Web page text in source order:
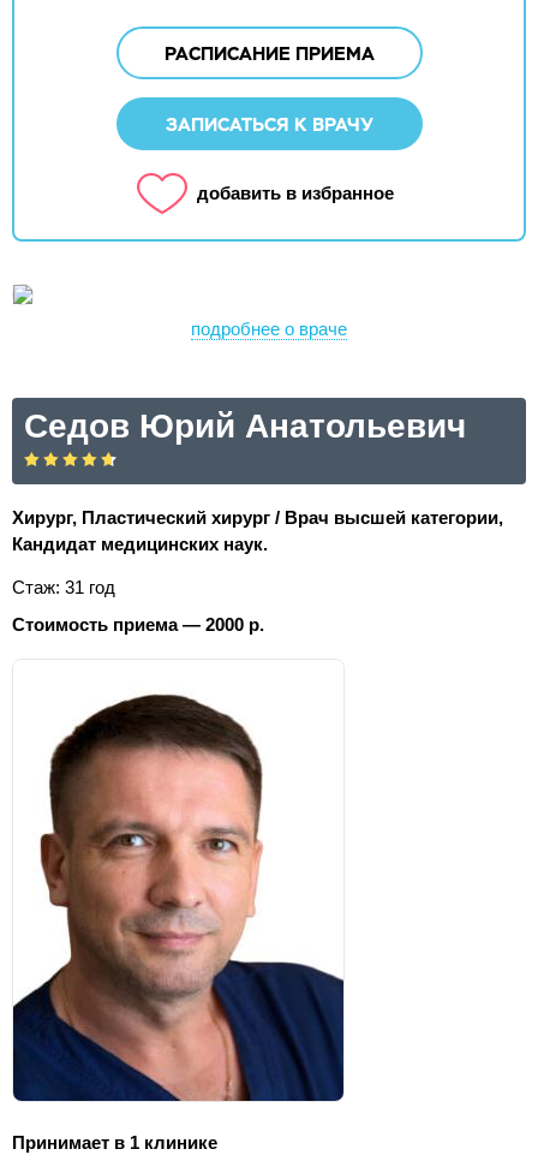
РАСПИСАНИЕ ПРИЕМА
ЗАПИСАТЬСЯ К ВРАЧУ
добавить в избранное
подробнее о враче
Седов Юрий Анатольевич
Хирург, Пластический хирург / Врач высшей категории,
Кандидат медицинских наук.
Стаж: 31 год
Стоимость приема — 2000 р.
Принимает в 1 клинике